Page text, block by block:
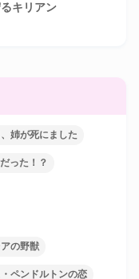
キリアン
姉が死にました
った！？
の野獣
・ペンドルトンの恋